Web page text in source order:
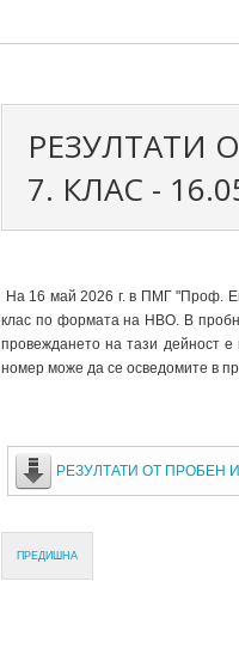
РЕЗУЛТАТИ
7. КЛАС -
На 16 май 2026 г. в ПМГ "Проф.
клас по формата на НВО. В
провеждането на тази дейност
номер може да се осведомите в
РЕЗУЛТАТИ ОТ ПРОБЕН
ПРЕДИШНА